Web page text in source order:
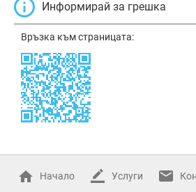
Информирай за грешка
Връзка към страницата:
Начало Услуги